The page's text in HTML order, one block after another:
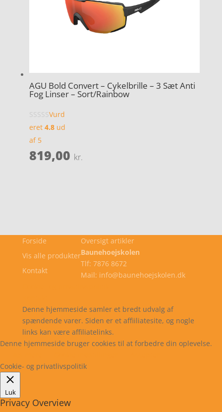
AGU Bold Convert – Cykelbrille – 3 Sæt Anti
Fog Linser – Sort/Rainbow
Vurd
eret 4.8ud
af 5
819,00 kr.
Forside
Vis alle produkter
Kontakt
Oversigt artikler
Baunehoejskolen
Tlf: 7876 8672
Mail: info@baunehoejskolen.dk
Denne hjemmeside samler et bredt udvalg af
spændende varer. Siden er et affiiliatesite, og nogle
links kan være affiliatelinks.
Denne hjemmeside bruger cookies til at forbedre din oplevelse.
Cookie- og privatlivspolitik
Luk
Privacy Overview